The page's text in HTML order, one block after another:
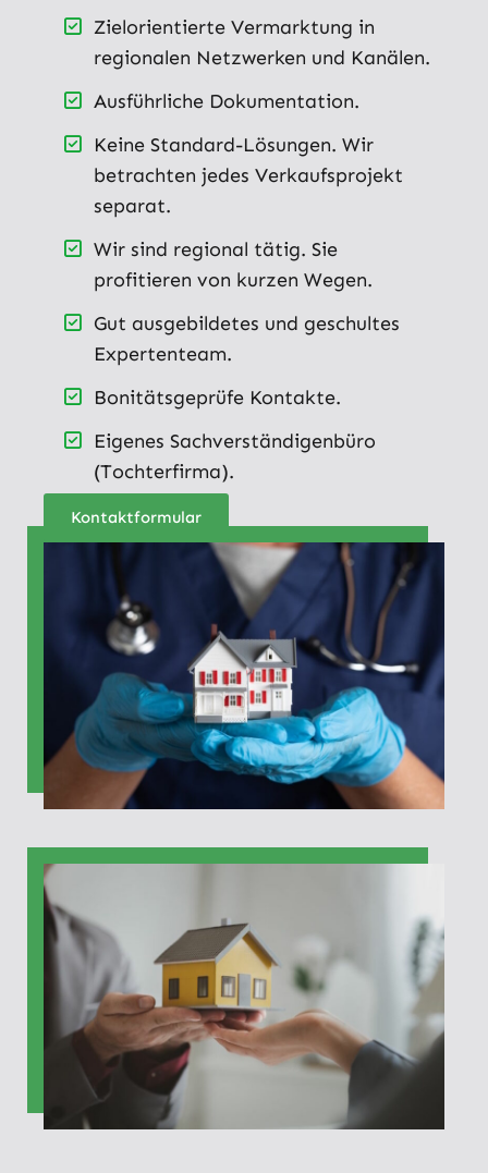
Zielorientierte Vermarktung in
regionalen Netzwerken und Kanälen.
Ausführliche Dokumentation.
Keine Standard-Lösungen. Wir
betrachten jedes Verkaufsprojekt
separat.
Wir sind regional tätig. Sie
profitieren von kurzen Wegen.
Gut ausgebildetes und geschultes
Expertenteam.
Bonitätsgeprüfe Kontakte.
Eigenes Sachverständigenbüro
(Tochterfirma).
Kontaktformular